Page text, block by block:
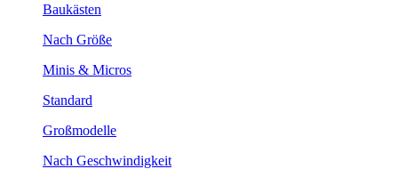
Baukästen
Nach Größe
Minis & Micros
Standard
Großmodelle
Nach Geschwindigkeit